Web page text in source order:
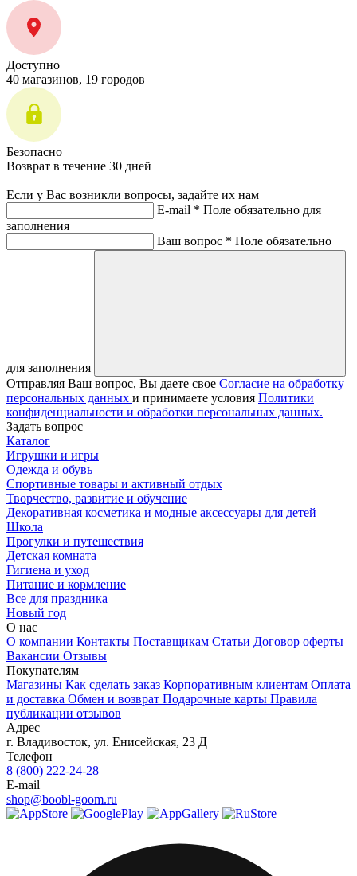
Доступно
40 магазинов, 19 городов
Безопасно
Возврат в течение 30 дней
Если у Вас возникли вопросы, задайте их нам
E-mail * Поле обязательно для
заполнения
Ваш вопрос * Поле обязательно
для заполнения
Отправляя Ваш вопрос, Вы даете свое Согласие на обработку
персональных данных и принимаете условия Политики
конфиденциальности и обработки персональных данных.
Задать вопрос
Каталог
Игрушки и игры
Одежда и обувь
Спортивные товары и активный отдых
Творчество, развитие и обучение
Декоративная косметика и модные аксессуары для детей
Школа
Прогулки и путешествия
Детская комната
Гигиена и уход
Питание и кормление
Все для праздника
Новый год
О нас
О компании Контакты Поставщикам Статьи Договор оферты
Вакансии Отзывы
Покупателям
Магазины Как сделать заказ Корпоративным клиентам Оплата
и доставка Обмен и возврат Подарочные карты Правила
публикации отзывов
Адрес
г. Владивосток, ул. Енисейская, 23 Д
Телефон
8 (800) 222-24-28
E-mail
shop@boobl-goom.ru